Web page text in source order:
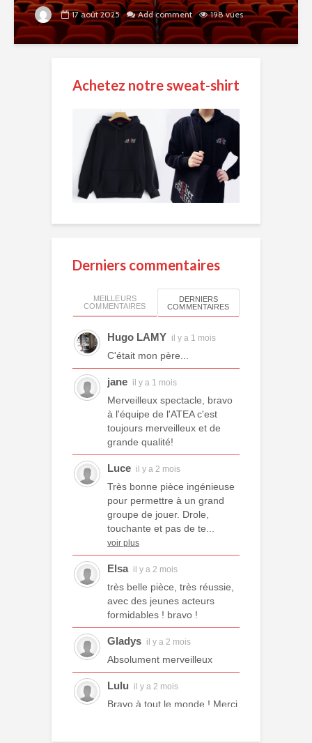
17 août 2025 Add comment 198 vues
Achetez notre sweat-shirt
Derniers commentaires
MEILLEURS
COMMENTAIRES
DERNIERS
COMMENTAIRES
Hugo LAMY il y a 1 mois
C'était mon père...
jane il y a 1 mois
Merveilleux spectacle, bravo
à l'équipe de l'ATEA c'est
toujours merveilleux et de
grande qualité!
Luce il y a 2 mois
Très bonne pièce ingénieuse
pour permettre à un grand
groupe de jouer. Drole,
touchante et pas de te...
voir plus
Elsa il y a 2 mois
très belle pièce, très réussie,
avec des jeunes acteurs
formidables ! bravo !
Gladys il y a 2 mois
Absolument merveilleux
Lulu il y a 2 mois
Bravo à tout le monde ! Merci